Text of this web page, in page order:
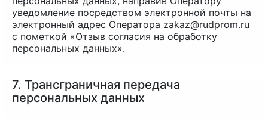
уведомление посредством электронной почты на
электронный адрес Оператора zakaz@rudprom.ru
с пометкой «Отзыв согласия на обработку
персональных данных».
7. Трансграничная передача
персональных данных